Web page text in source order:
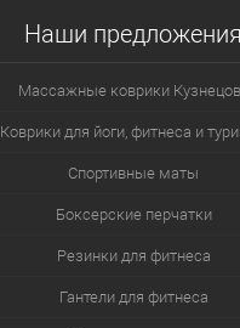
Наши предложения
Массажные коврики
Коврики для йоги, фитнеса и
Спортивные маты
Боксерские перчатки
Резинки для фитнеса
Гантели для фитнеса